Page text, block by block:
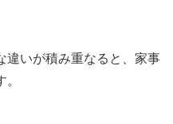
違いが積み重なると、家事